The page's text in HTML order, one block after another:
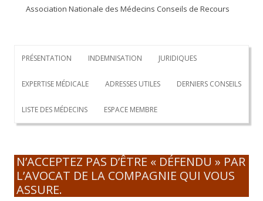
Association Nationale des Médecins Conseils de Recours
PRÉSENTATION INDEMNISATION JURIDIQUES
EXPERTISE MÉDICALE ADRESSES UTILES DERNIERS CONSEILS
LISTE DES MÉDECINS ESPACE MEMBRE
N’ACCEPTEZ PAS D’ÊTRE « DÉFENDU » PAR
L’AVOCAT DE LA COMPAGNIE QUI VOUS
ASSURE.